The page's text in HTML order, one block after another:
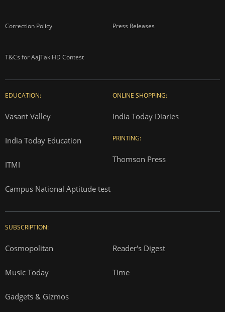
Correction Policy Press Releases
T&Cs for AajTak HD Contest
EDUCATION:
Vasant Valley
India Today Education
ITMI
Campus National Aptitude test
ONLINE SHOPPING:
India Today Diaries
PRINTING:
Thomson Press
SUBSCRIPTION:
Cosmopolitan Reader's Digest
Music Today Time
Gadgets & Gizmos